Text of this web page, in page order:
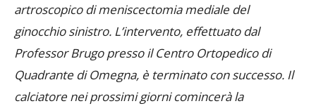
artroscopico di meniscectomia mediale del
ginocchio sinistro. L’intervento, effettuato dal
Professor Brugo presso il Centro Ortopedico di
Quadrante di Omegna, è terminato con successo. Il
calciatore nei prossimi giorni comincerà la